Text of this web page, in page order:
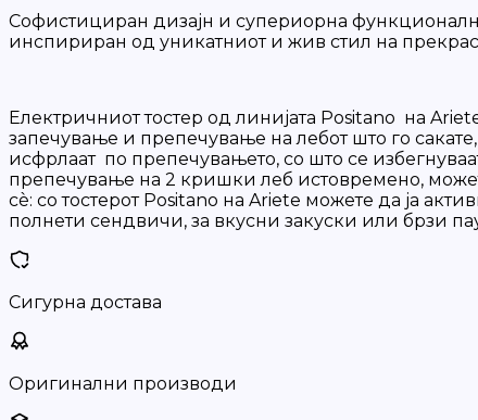
Софистициран дизајн и супериорна
инспириран од уникатниот и жив стил на
Електричниот тостер од линијата Positano на
запечување и препечување на лебот што го
исфрлаат по препечувањето, со што се
препечување на 2 кришки леб истовремено,
сè: со тостерот Positano на Ariete можете да ја
полнети сендвичи, за вкусни закуски или брзи
Сигурна достава
Оригинални производи